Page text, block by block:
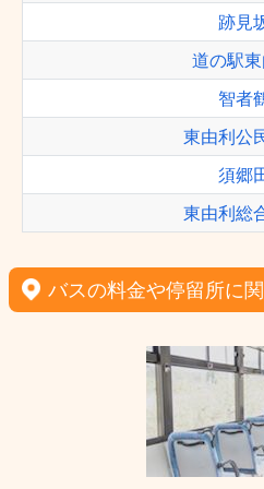
跡見
道の駅
智者
東由利公
須郷
東由利総
バスの料金や停留所に